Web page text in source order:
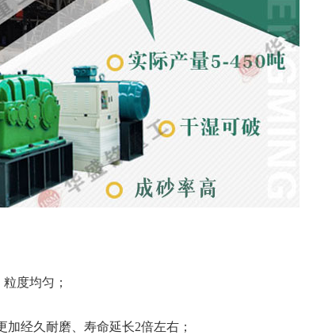
度均匀；
经久耐磨、寿命延长2倍左右；